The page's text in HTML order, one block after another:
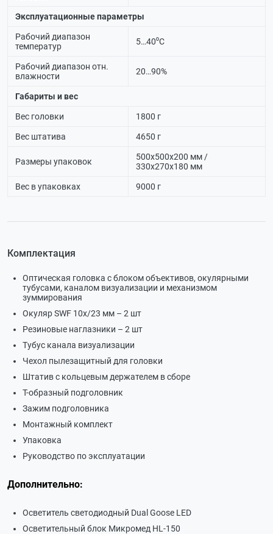
Эксплуатационные параметры
Рабочий диапазон
температур
5…40⁰С
Рабочий диапазон отн.
влажности
20…90%
Габариты и вес
Вес головки 1800 г
Вес штатива 4650 г
Размеры упаковок
500х500х200 мм /
330х270х180 мм
Вес в упаковках 9000 г
Комплектация
Оптическая головка с блоком объективов, окулярными
тубусами, каналом визуализации и механизмом
зуммирования
Окуляр SWF 10х/23 мм – 2 шт
Резиновые наглазники – 2 шт
Тубус канала визуализации
Чехол пылезащитный для головки
Штатив с кольцевым держателем в сборе
Т-образный подголовник
Зажим подголовника
Монтажный комплект
Упаковка
Руководство по эксплуатации
Дополнительно:
Осветитель светодиодный Dual Goose LED
Осветительный блок Микромед HL-150